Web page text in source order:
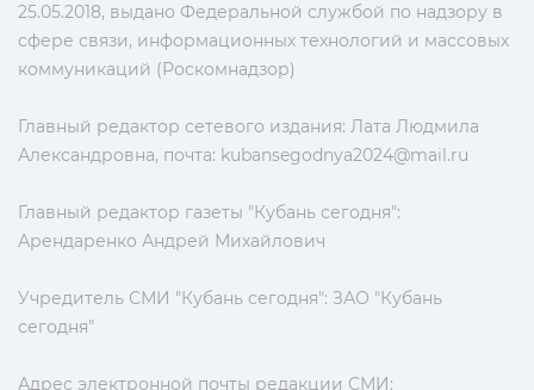
25.05.2018, выдано Федеральной службой по надзору в
сфере связи, информационных технологий и массовых
коммуникаций (Роскомнадзор)
Главный редактор сетевого издания: Лата Людмила
Александровна, почта: kubansegodnya2024@mail.ru
Главный редактор газеты "Кубань сегодня":
Арендаренко Андрей Михайлович
Учредитель СМИ "Кубань сегодня": ЗАО "Кубань
сегодня"
Адрес электронной почты редакции СМИ: